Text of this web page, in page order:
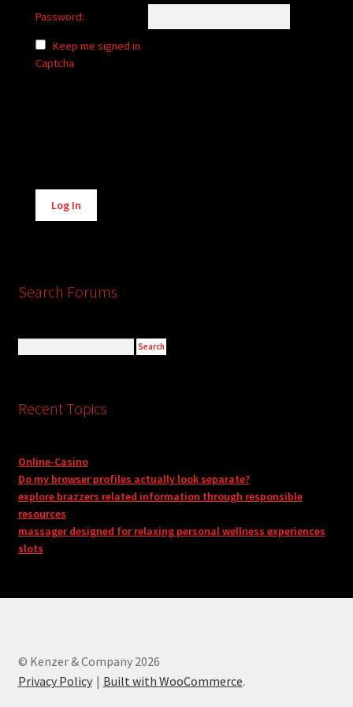
Password:
Keep me signed in
Captcha
Alternative:
Log In
Search Forums
Recent Topics
Online-Casino
Do my browser profiles actually look separate?
explore brazzers related information through responsible
resources
massager designed for relaxing personal wellness experiences
slots
© Kenzer & Company 2026
Privacy Policy
Built with WooCommerce.